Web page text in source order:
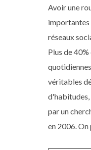
Avoir une
importantes
réseaux
Plus de
véritables
par un
en 2006. On